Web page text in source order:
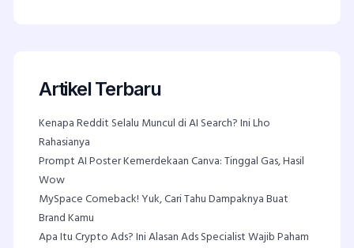
Artikel Terbaru
Kenapa Reddit Selalu Muncul di AI Search? Ini Lho
Rahasianya
Prompt AI Poster Kemerdekaan Canva: Tinggal Gas, Hasil
Wow
MySpace Comeback! Yuk, Cari Tahu Dampaknya Buat
Brand Kamu
Apa Itu Crypto Ads? Ini Alasan Ads Specialist Wajib Paham